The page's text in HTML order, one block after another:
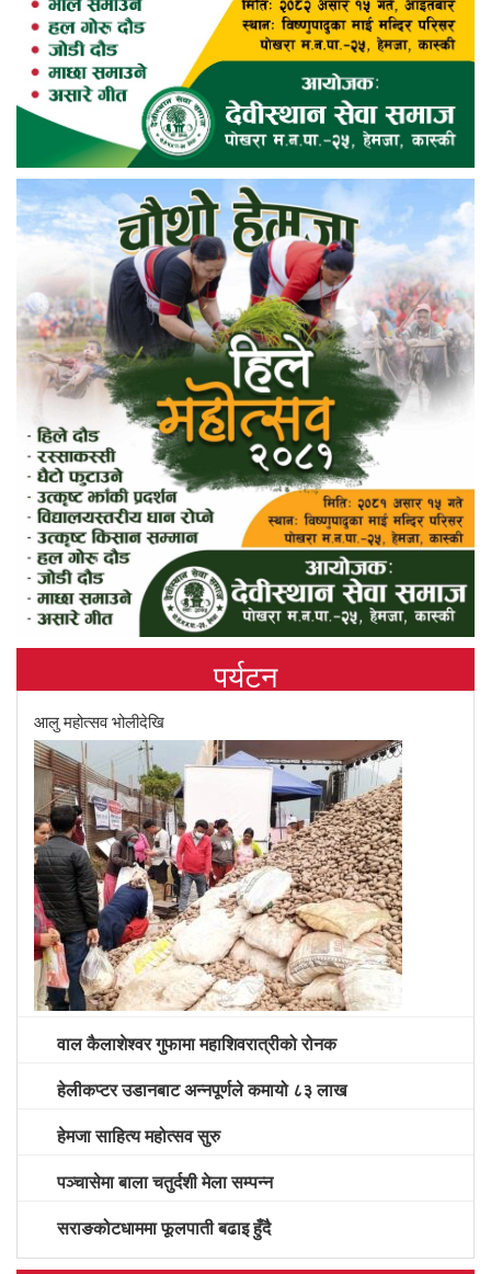
पर्यटन
आलु महोत्सव भोलीदेखि
वाल कैलाशेश्वर गुफामा महाशिवरात्रीको रोनक
हेलीकप्टर उडानबाट अन्नपूर्णले कमायो ८३ लाख
हेमजा साहित्य महोत्सव सुरु
पञ्चासेमा बाला चतुर्दशी मेला सम्पन्न
सराङकोटधाममा फूलपाती बढाइ हुँदै